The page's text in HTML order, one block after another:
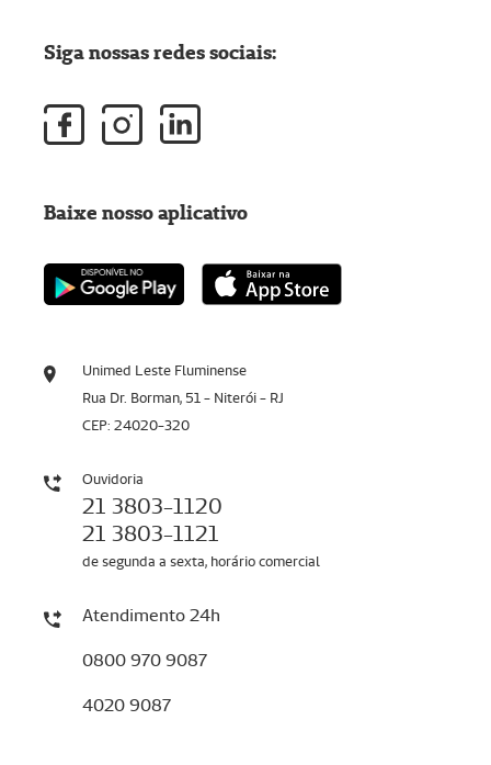
Unimed Leste Fluminense
Rua Dr. Borman, 51 - Niterói - RJ
CEP: 24020-320
Ouvidoria
21 3803-1120
21 3803-1121
de segunda a sexta, horário comercial
Atendimento 24h
0800 970 9087
4020 9087
Siga nossas redes sociais:
Baixe nosso aplicativo